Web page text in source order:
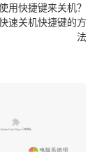
用快捷键来关机？
速关机快捷键的方
法